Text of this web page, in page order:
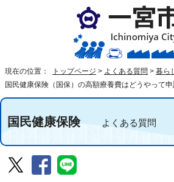
現在の位置： トップページ > よくある質問 > 暮ら
国民健康保険（国保）の高額療養費はどうやって申
国民健康保険よくある質問